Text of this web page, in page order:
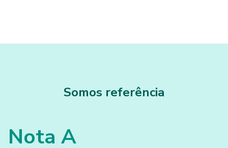
Somos referência
Nota A